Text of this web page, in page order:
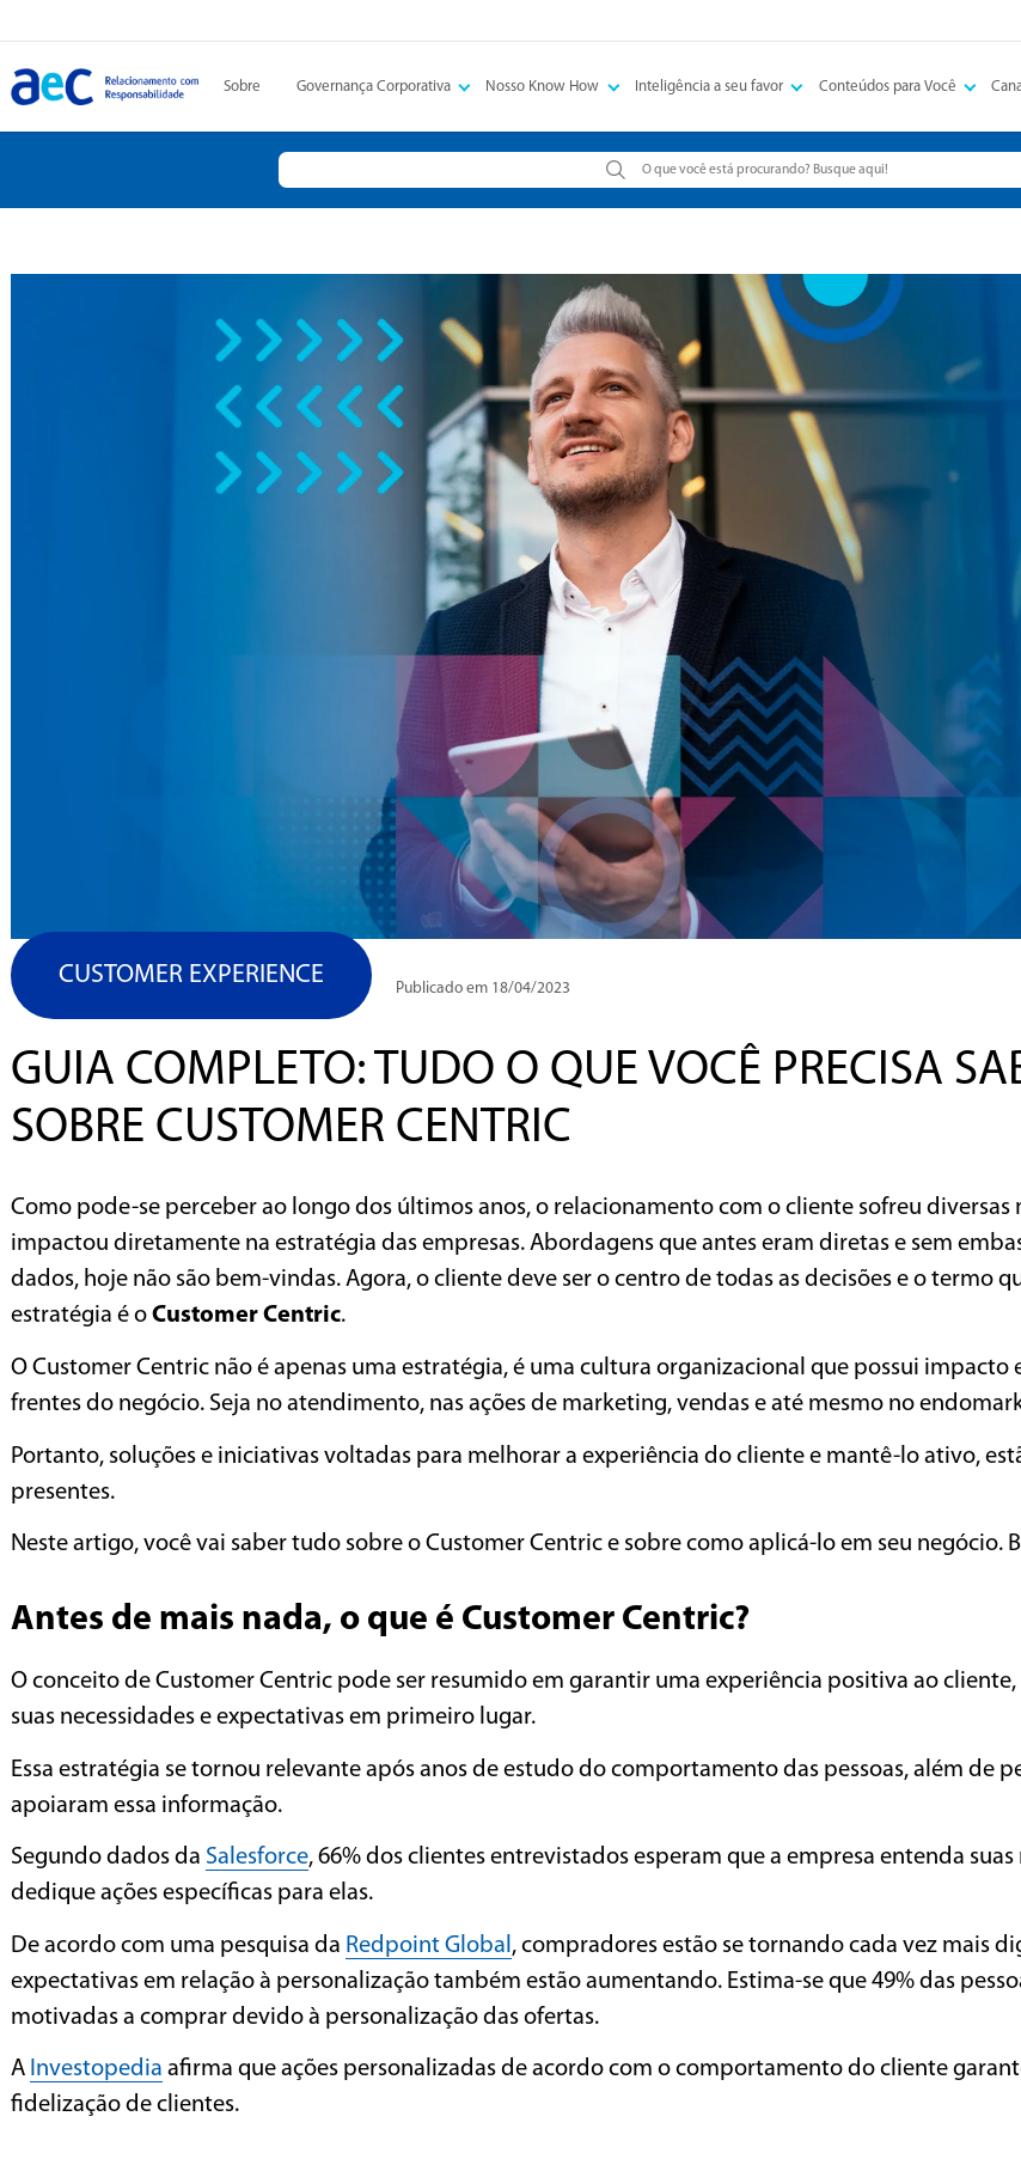
Sobre Governança Corporativa Nosso Know How Inteligência a seu favor Conteúdos para Você
CUSTOMER EXPERIENCE Publicado em 18/04/2023
GUIA COMPLETO: TUDO O QUE VOCÊ PRECISA
SOBRE CUSTOMER CENTRIC
Como pode-se perceber ao longo dos últimos anos, o relacionamento com o cliente sofreu diversas
impactou diretamente na estratégia das empresas. Abordagens que antes eram diretas e sem
dados, hoje não são bem-vindas. Agora, o cliente deve ser o centro de todas as decisões e o termo
estratégia é o Customer Centric.
O Customer Centric não é apenas uma estratégia, é uma cultura organizacional que possui impacto
frentes do negócio. Seja no atendimento, nas ações de marketing, vendas e até mesmo no
Portanto, soluções e iniciativas voltadas para melhorar a experiência do cliente e mantê-lo ativo,
presentes.
Neste artigo, você vai saber tudo sobre o Customer Centric e sobre como aplicá-lo em seu negócio.
Antes de mais nada, o que é Customer Centric?
O conceito de Customer Centric pode ser resumido em garantir uma experiência positiva ao
suas necessidades e expectativas em primeiro lugar.
Essa estratégia se tornou relevante após anos de estudo do comportamento das pessoas, além de
apoiaram essa informação.
Segundo dados da Salesforce, 66% dos clientes entrevistados esperam que a empresa entenda suas
dedique ações específicas para elas.
De acordo com uma pesquisa da Redpoint Global , compradores estão se tornando cada vez mais
expectativas em relação à personalização também estão aumentando. Estima-se que 49% das
motivadas a comprar devido à personalização das ofertas.
A Investopedia afirma que ações personalizadas de acordo com o comportamento do cliente
fidelização de clientes.